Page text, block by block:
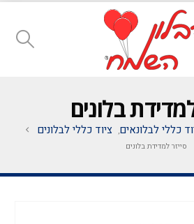
בלונים
כללי לבלונאים, ציוד כללי לבלונים
סייזר למדידת בלונים